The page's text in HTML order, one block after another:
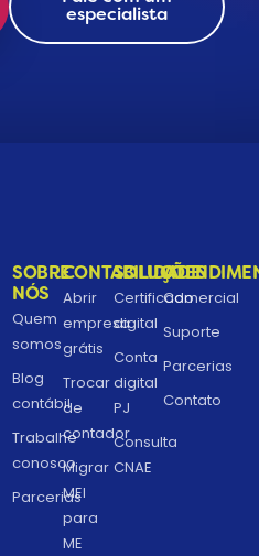
especialista
SOBRE
NÓS
Quem
somos
Blog
contábil
Trabalhe
conosco
Parcerias
CONTABILIDADE
Abrir
empresa
grátis
Trocar
de
contador
Migrar
MEI
para
ME
SOLUÇÕES
Certificado
digital
Conta
digital
PJ
Consulta
CNAE
Comercial
Suporte
Parcerias
Contato